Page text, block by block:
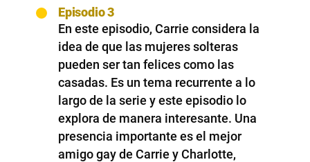
Episodio 3
En este episodio, Carrie considera la
idea de que las mujeres solteras
pueden ser tan felices como las
casadas. Es un tema recurrente a lo
largo de la serie y este episodio lo
explora de manera interesante. Una
presencia importante es el mejor
amigo gay de Carrie y Charlotte,